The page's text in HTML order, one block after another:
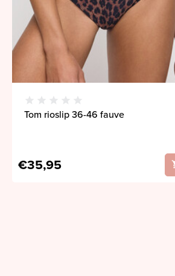
Tom rioslip 36-46 fauve
€35,95